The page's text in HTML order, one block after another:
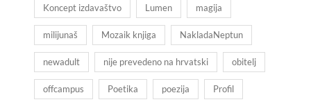
Koncept izdavaštvo Lumen magija
milijunaš Mozaik knjiga NakladaNeptun
newadult nije prevedeno na hrvatski obitelj
offcampus Poetika poezija Profil